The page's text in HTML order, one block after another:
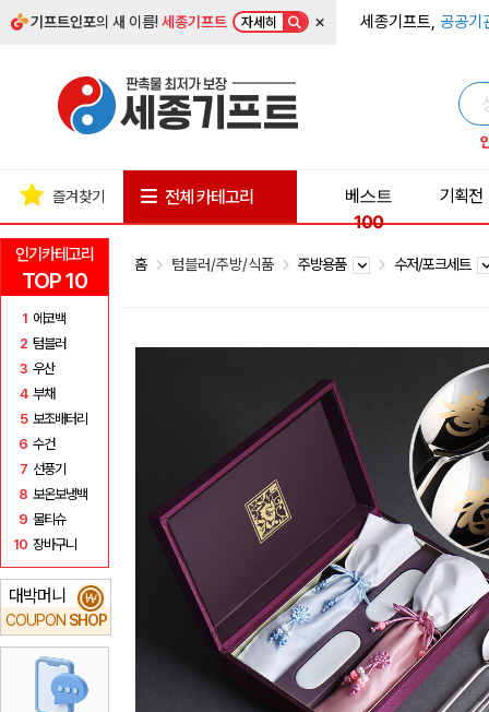
기프트인포의 새 이름!세종기프트 자세히 × 세종기프트, 공공기
인기카테고리
TOP 10
1 에코백
2 텀블러
3 우산
4 부채
5 보조배터리
6 수건
7 선풍기
8 보온보냉백
9 물티슈
10 장바구니
대박머니
COUPON SHOP
₩
즐겨찾기 전체 카테고리
베스트
100
기획전
홈 텀블러/주방/식품 주방용품 수저/포크세트